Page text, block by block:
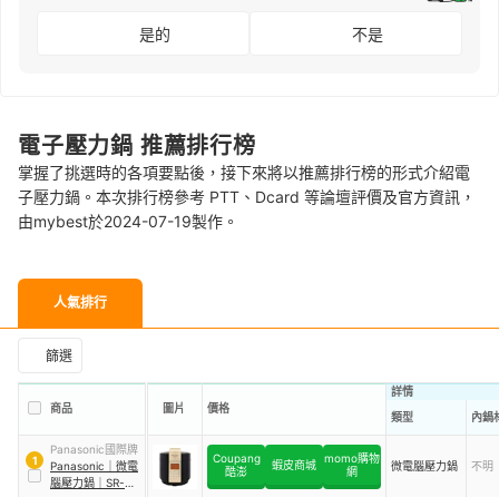
是的 不是
電子壓力鍋 推薦排行榜
掌握了挑選時的各項要點後，接下來將以推薦排行榜的形式介紹電
子壓力鍋。本次排行榜參考 PTT、Dcard 等論壇評價及官方資訊，
由mybest於2024-07-19製作。
人氣排行
篩選
商品 圖片 價格
詳情
類型
內鍋
1
Panasonic國際牌
Panasonic
微電
腦壓力鍋
SR-
Coupang
酷澎
蝦皮商城 momo購物
網
微電腦壓力鍋 不明